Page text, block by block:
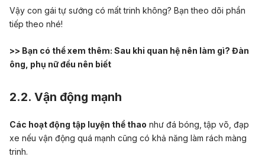
Vậy con gái tự sướng có mất trinh không? Bạn theo dõi phần
tiếp theo nhé!
>> Bạn có thể xem thêm: Sau khi quan hệ nên làm gì? Đàn
ông, phụ nữ đều nên biết
2.2. Vận động mạnh
Các hoạt động tập luyện thể thao như đá bóng, tập võ, đạp
xe nếu vận động quá mạnh cũng có khả năng làm rách màng
trinh.